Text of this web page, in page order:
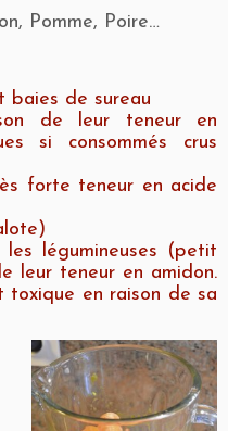
Pomme, Poire…
baies de sureau
de leur teneur en
si consommés crus
forte teneur en acide
légumineuses (petit
leur teneur en amidon.
toxique en raison de sa